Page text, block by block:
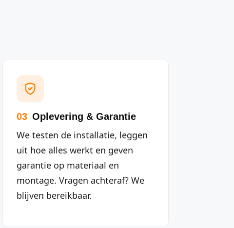
03 Oplevering & Garantie
We testen de installatie, leggen
uit hoe alles werkt en geven
garantie op materiaal en
montage. Vragen achteraf? We
blijven bereikbaar.